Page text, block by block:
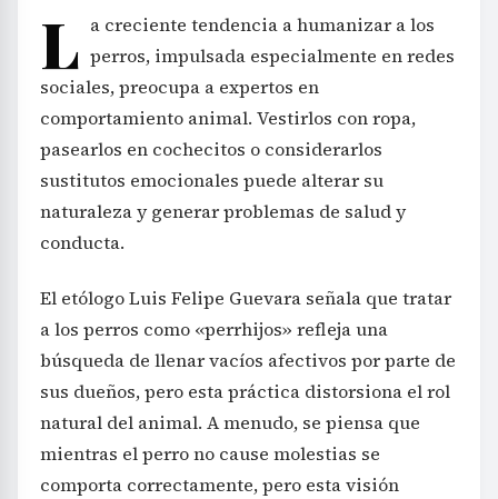
L a creciente tendencia a humanizar a los
perros, impulsada especialmente en redes
sociales, preocupa a expertos en
comportamiento animal. Vestirlos con ropa,
pasearlos en cochecitos o considerarlos
sustitutos emocionales puede alterar su
naturaleza y generar problemas de salud y
conducta.
El etólogo Luis Felipe Guevara señala que tratar
a los perros como «perrhijos» refleja una
búsqueda de llenar vacíos afectivos por parte de
sus dueños, pero esta práctica distorsiona el rol
natural del animal. A menudo, se piensa que
mientras el perro no cause molestias se
comporta correctamente, pero esta visión